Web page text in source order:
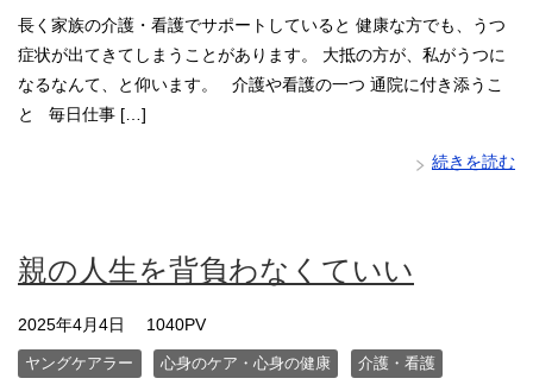
長く家族の介護・看護でサポートしていると 健康な方でも、うつ
症状が出てきてしまうことがあります。 大抵の方が、私がうつに
なるなんて、と仰います。 介護や看護の一つ 通院に付き添うこ
と 毎日仕事 […]
続きを読む
親の人生を背負わなくていい
2025年4月4日 1040PV
ヤングケアラー 心身のケア・心身の健康 介護・看護